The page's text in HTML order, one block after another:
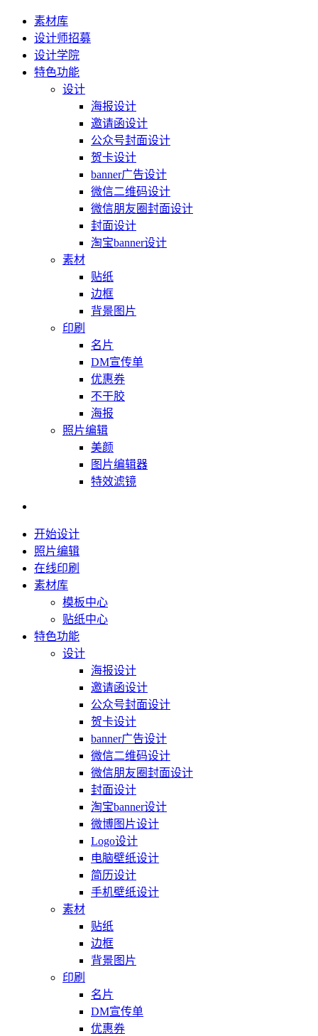
素材库
设计师招募
设计学院
特色功能
设计
海报设计
邀请函设计
公众号封面设计
贺卡设计
banner广告设计
微信二维码设计
微信朋友圈封面设计
封面设计
淘宝banner设计
素材
贴纸
边框
背景图片
印刷
名片
DM宣传单
优惠券
不干胶
海报
照片编辑
美颜
图片编辑器
特效滤镜
开始设计
照片编辑
在线印刷
素材库
模板中心
贴纸中心
特色功能
设计
海报设计
邀请函设计
公众号封面设计
贺卡设计
banner广告设计
微信二维码设计
微信朋友圈封面设计
封面设计
淘宝banner设计
微博图片设计
Logo设计
电脑壁纸设计
简历设计
手机壁纸设计
素材
贴纸
边框
背景图片
印刷
名片
DM宣传单
优惠券